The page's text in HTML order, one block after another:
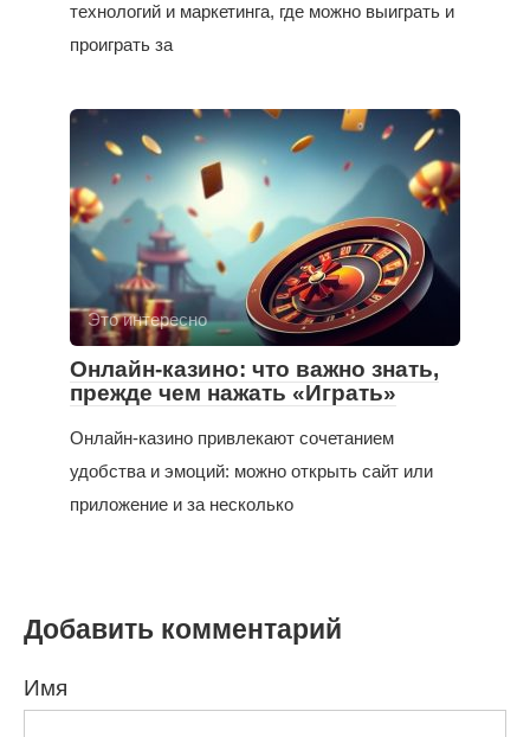
технологий и маркетинга, где можно выиграть и
проиграть за
Это интересно
Онлайн-казино: что важно знать,
прежде чем нажать «Играть»
Онлайн-казино привлекают сочетанием
удобства и эмоций: можно открыть сайт или
приложение и за несколько
Добавить комментарий
Имя